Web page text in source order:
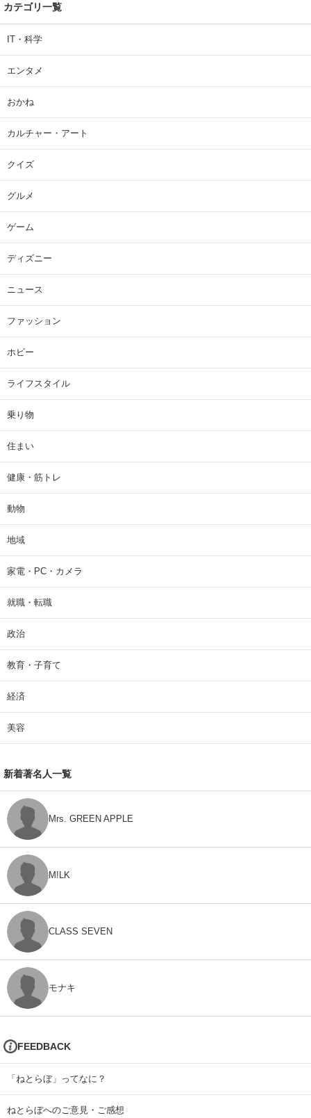
カテゴリ一覧
IT・科学
エンタメ
おかね
カルチャー・アート
クイズ
グルメ
ゲーム
ディズニー
ニュース
ファッション
ホビー
ライフスタイル
乗り物
住まい
健康・筋トレ
動物
地域
家電・PC・カメラ
就職・転職
政治
教育・子育て
経済
美容
新着著名人一覧
Mrs. GREEN APPLE
M!LK
CLASS SEVEN
モナキ
FEEDBACK
「ねとらぼ」ってなに？
ねとらぼへのご意見・ご感想